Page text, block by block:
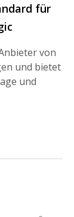
für
von
und bietet
und